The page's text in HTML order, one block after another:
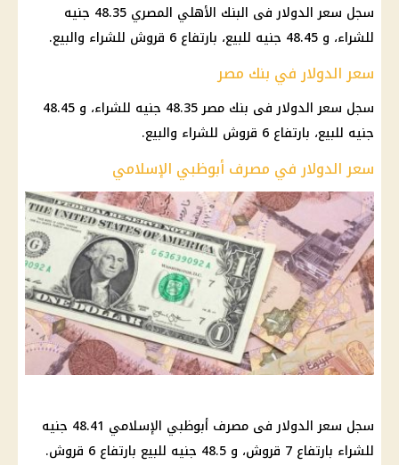
سجل سعر الدولار فى البنك الأهلي المصري 48.35 جنيه
للشراء، و 48.45 جنيه للبيع، بارتفاع 6 قروش للشراء والبيع.
سعر الدولار في بنك مصر
سجل سعر الدولار فى بنك مصر 48.35 جنيه للشراء، و 48.45
جنيه للبيع، بارتفاع 6 قروش للشراء والبيع.
سعر الدولار في مصرف أبوظبي الإسلامي
سجل سعر الدولار فى مصرف أبوظبي الإسلامي 48.41 جنيه
للشراء بارتفاع 7 قروش، و 48.5 جنيه للبيع بارتفاع 6 قروش.